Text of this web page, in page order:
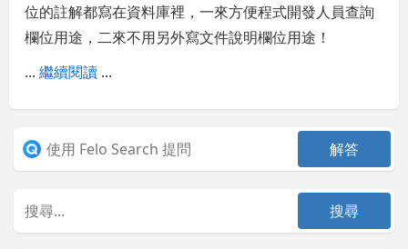
位的註解都寫在資料庫裡，一來方便程式開發人員查詢
欄位用途，二來不用另外寫文件說明欄位用途！
...繼續閱讀 ...